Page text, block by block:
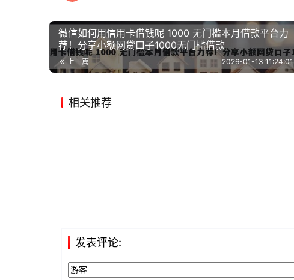
微信如何用信用卡借钱呢 1000 无门槛本月借款平台力
荐！分享小额网贷口子1000无门槛借款
上一篇 2026-01-13 11:24:01
相关推荐
发表评论: